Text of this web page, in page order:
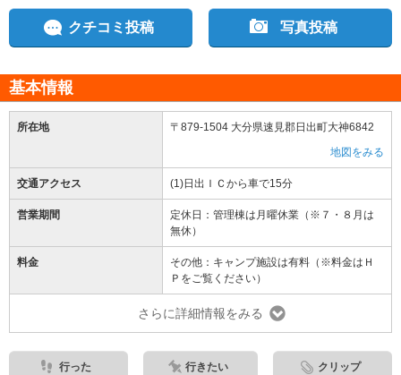
クチコミ投稿 写真投稿
基本情報
所在地
〒879-1504 大分県速見郡日出町大神6842
地図をみる
交通アクセス (1)日出ＩＣから車で15分
営業期間
定休日：管理棟は月曜休業（※７・８月は
無休）
料金
その他：キャンプ施設は有料（※料金はＨ
Ｐをご覧ください）
さらに詳細情報をみる
行った 行きたい クリップ